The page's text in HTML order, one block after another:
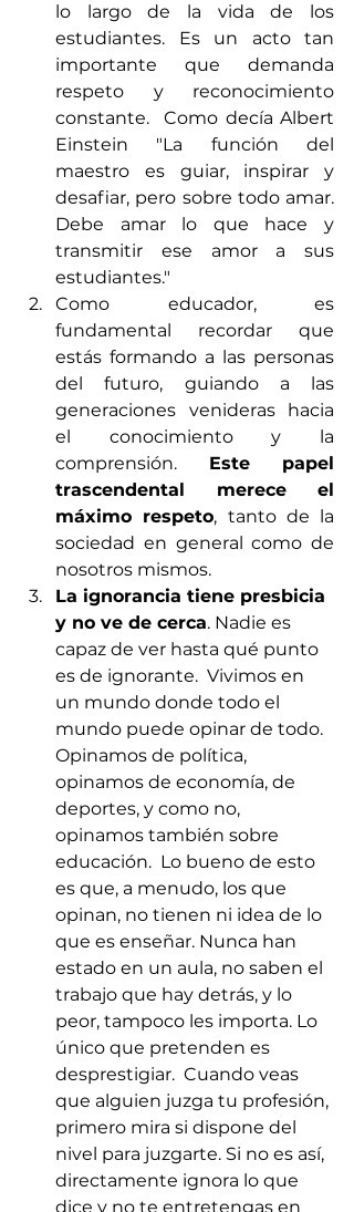
lo largo de la vida de los
estudiantes. Es un acto tan
importante que demanda
respeto y reconocimiento
constante.  Como decía Albert
Einstein "La función del
maestro es guiar, inspirar y
desafiar, pero sobre todo amar.
Debe amar lo que hace y
transmitir ese amor a sus
estudiantes."
Como educador, es
fundamental recordar que
estás formando a las personas
del futuro, guiando a las
generaciones venideras hacia
el conocimiento y la
comprensión. Este papel
trascendental merece el
máximo respeto, tanto de la
sociedad en general como de
nosotros mismos.
La ignorancia tiene presbicia
y no ve de cerca. Nadie es
capaz de ver hasta qué punto
es de ignorante.  Vivimos en
un mundo donde todo el
mundo puede opinar de todo.
Opinamos de política,
opinamos de economía, de
deportes, y como no,
opinamos también sobre
educación.  Lo bueno de esto
es que, a menudo, los que
opinan, no tienen ni idea de lo
que es enseñar. Nunca han
estado en un aula, no saben el
trabajo que hay detrás, y lo
peor, tampoco les importa. Lo
único que pretenden es
desprestigiar.  Cuando veas
que alguien juzga tu profesión,
primero mira si dispone del
nivel para juzgarte. Si no es así,
directamente ignora lo que
dice y no te entretengas en